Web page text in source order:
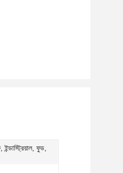
ইন্ডাস্ট্রিয়াল, ফুড,